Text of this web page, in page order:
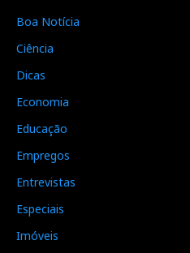
Boa Notícia
Ciência
Dicas
Economia
Educação
Empregos
Entrevistas
Especiais
Imóveis